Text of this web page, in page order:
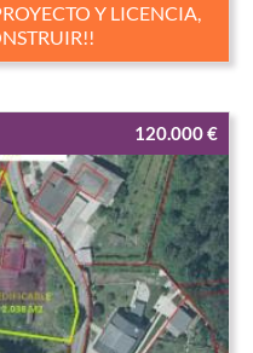
Y LICENCIA,
120.000 €